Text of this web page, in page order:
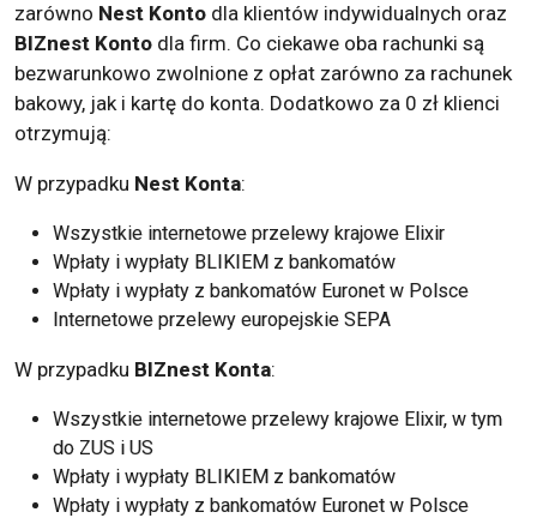
zarówno Nest Konto dla klientów indywidualnych oraz
BIZnest Konto dla firm. Co ciekawe oba rachunki są
bezwarunkowo zwolnione z opłat zarówno za rachunek
bakowy, jak i kartę do konta. Dodatkowo za 0 zł klienci
otrzymują:
W przypadku Nest Konta:
Wszystkie internetowe przelewy krajowe Elixir
Wpłaty i wypłaty BLIKIEM z bankomatów
Wpłaty i wypłaty z bankomatów Euronet w Polsce
Internetowe przelewy europejskie SEPA
W przypadku BIZnest Konta:
Wszystkie internetowe przelewy krajowe Elixir, w tym
do ZUS i US
Wpłaty i wypłaty BLIKIEM z bankomatów
Wpłaty i wypłaty z bankomatów Euronet w Polsce